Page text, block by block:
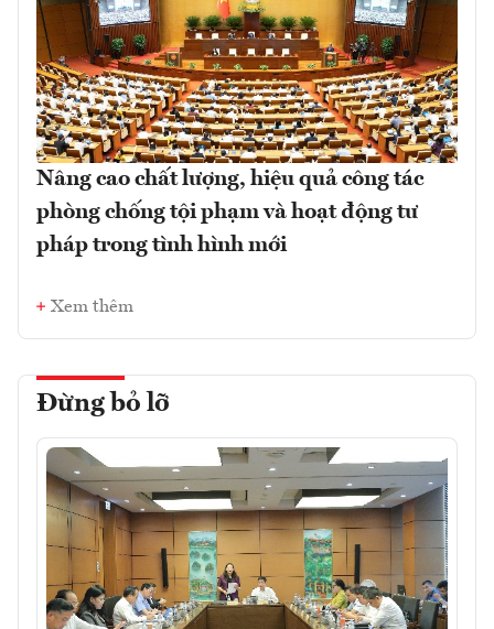
Nâng cao chất lượng, hiệu quả công tác
phòng chống tội phạm và hoạt động tư
pháp trong tình hình mới
Xem thêm
Đừng bỏ lỡ